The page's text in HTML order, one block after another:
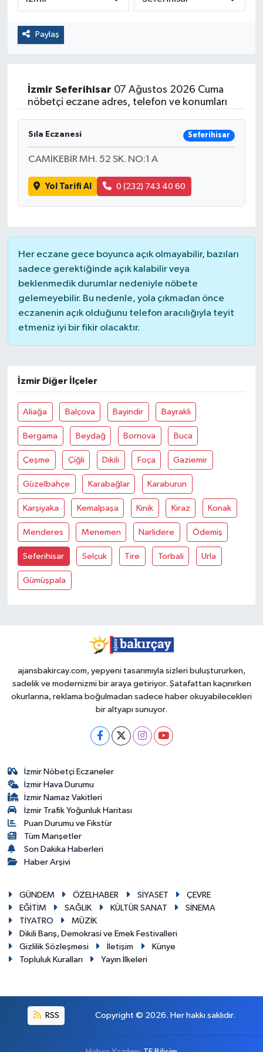
Paylaş
İzmir Seferihisar 07 Ağustos 2026 Cuma
nöbetçi eczane adres, telefon ve konumları
Sıla Eczanesi Seferihisar
CAMİKEBİR MH. 52 SK. NO:1 A
Yol Tarifi Al 0 (232) 743 40 60
Her eczane gece boyunca açık olmayabilir, bazıları
sadece gerektiğinde açık kalabilir veya
beklenmedik durumlar nedeniyle nöbete
gelemeyebilir. Bu nedenle, yola çıkmadan önce
eczanenin açık olduğunu telefon aracılığıyla teyit
etmeniz iyi bir fikir olacaktır.
İzmir Diğer İlçeler
Aliağa Balçova Bayindir Bayrakli
Bergama Beydağ Bornova Buca
Çeşme Çiğli Dikili Foça Gaziemir
Güzelbahçe Karabağlar Karaburun
Karşiyaka Kemalpaşa Kinik Kiraz Konak
Menderes Menemen Narlidere Ödemiş
Seferihisar Selçuk Tire Torbali Urla
Gümüşpala
ajansbakircay.com, yepyeni tasarımıyla sizleri buluştururken,
sadelik ve modernizmi bir araya getiriyor. Şatafattan kaçınırken
okurlarına, reklama boğulmadan sadece haber okuyabilecekleri
bir altyapı sunuyor.
İzmir Nöbetçi Eczaneler
İzmir Hava Durumu
İzmir Namaz Vakitleri
İzmir Trafik Yoğunluk Haritası
Puan Durumu ve Fikstür
Tüm Manşetler
Son Dakika Haberleri
Haber Arşivi
GÜNDEM ÖZELHABER SİYASET
ÇEVRE
EĞİTİM
SAĞLIK KÜLTÜR SANAT
SİNEMA
TİYATRO
MÜZİK
Dikili Barış, Demokrasi ve Emek Festivalleri
Gizlilik Sözleşmesi
İletişim
Künye
Topluluk Kuralları
Yayın İlkeleri
RSS Copyright © 2026. Her hakkı saklıdır.